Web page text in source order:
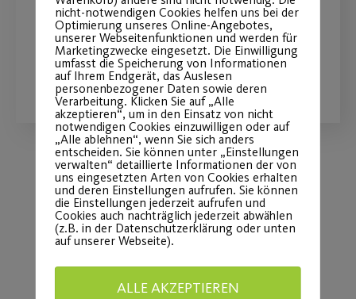
Anmeldung ab sofort möglich
WEITERLESEN
Load More
nicht-notwendigen Cookies helfen uns bei der
Optimierung unseres Online-Angebotes,
unserer Webseitenfunktionen und werden für
Marketingzwecke eingesetzt. Die Einwilligung
umfasst die Speicherung von Informationen
auf Ihrem Endgerät, das Auslesen
personenbezogener Daten sowie deren
Verarbeitung. Klicken Sie auf „Alle
akzeptieren“, um in den Einsatz von nicht
notwendigen Cookies einzuwilligen oder auf
„Alle ablehnen“, wenn Sie sich anders
entscheiden. Sie können unter „Einstellungen
verwalten“ detaillierte Informationen der von
uns eingesetzten Arten von Cookies erhalten
und deren Einstellungen aufrufen. Sie können
die Einstellungen jederzeit aufrufen und
Cookies auch nachträglich jederzeit abwählen
(z.B. in der Datenschutzerklärung oder unten
auf unserer Webseite).
ALLE AKZEPTIEREN